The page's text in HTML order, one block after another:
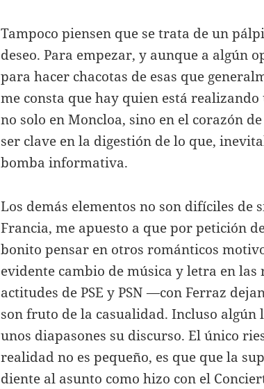
Tampoco piensen que se trata de un
deseo. Para empezar, y aunque a algún
para hacer chacotas de esas que
me consta que hay quien está
no solo en Moncloa, sino en el corazón
ser clave en la digestión de lo que,
bomba informativa.
Los demás elementos no son difíciles de
Francia, me apuesto a que por petición
bonito pensar en otros románticos
evidente cambio de música y letra en las
actitudes de PSE y PSN —con Ferraz
son fruto de la casualidad. Incluso algún
unos diapasones su discurso. El único
realidad no es pequeño, es que que la
diente al asunto como hizo con el